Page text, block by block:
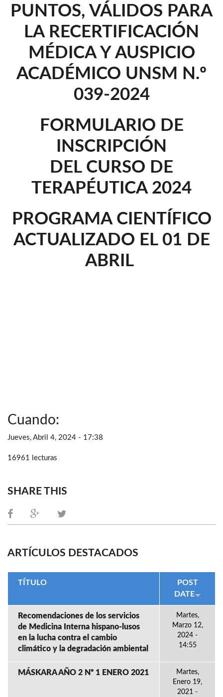
PUNTOS, VÁLIDOS PARA
LA RECERTIFICACIÓN
MÉDICA Y AUSPICIO
ACADÉMICO UNSM N.º
039-2024
FORMULARIO DE
INSCRIPCIÓN
DEL CURSO DE
TERAPÉUTICA 2024
PROGRAMA CIENTÍFICO
ACTUALIZADO EL 01 DE
ABRIL
Cuando:
Jueves, Abril 4, 2024 - 17:38
16961 lecturas
SHARE THIS
ARTÍCULOS DESTACADOS
TÍTULO
POST
DATE
Recomendaciones de los servicios
de Medicina Interna hispano-lusos
en la lucha contra el cambio
climático y la degradación ambiental
Martes,
Marzo 12,
2024 -
14:55
MÁSKARA AÑO 2 Nº 1 ENERO 2021
Martes,
Enero 19,
2021 -